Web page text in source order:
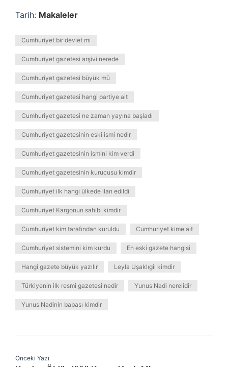
Tarih: Makaleler
Cumhuriyet bir devlet mi
Cumhuriyet gazetesi arşivi nerede
Cumhuriyet gazetesi büyük mü
Cumhuriyet gazetesi hangi partiye ait
Cumhuriyet gazetesi ne zaman yayına başladı
Cumhuriyet gazetesinin eski ismi nedir
Cumhuriyet gazetesinin ismini kim verdi
Cumhuriyet gazetesinin kurucusu kimdir
Cumhuriyet ilk hangi ülkede ilan edildi
Cumhuriyet Kargonun sahibi kimdir
Cumhuriyet kim tarafından kuruldu Cumhuriyet kime ait
Cumhuriyet sistemini kim kurdu En eski gazete hangisi
Hangi gazete büyük yazılır Leyla Uşaklıgil kimdir
Türkiyenin ilk resmi gazetesi nedir Yunus Nadi nerelidir
Yunus Nadinin babası kimdir
Önceki Yazı